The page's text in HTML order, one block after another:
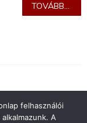
TOVÁBB...
felhasználói
A